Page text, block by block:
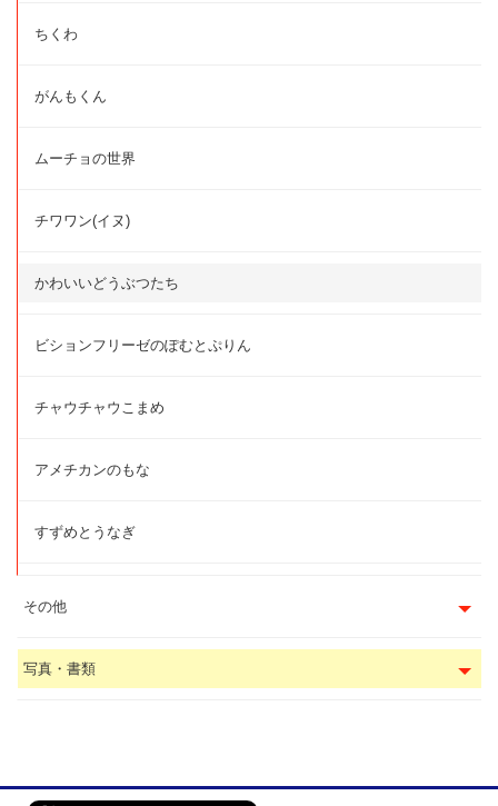
ちくわ
がんもくん
ムーチョの世界
チワワン(イヌ)
かわいいどうぶつたち
ビションフリーゼのぽむとぷりん
チャウチャウこまめ
アメチカンのもな
すずめとうなぎ
その他
写真・書類